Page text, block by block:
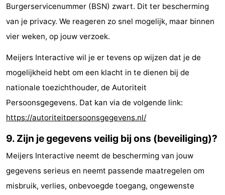
Burgerservicenummer (BSN) zwart. Dit ter bescherming
van je privacy. We reageren zo snel mogelijk, maar binnen
vier weken, op jouw verzoek.
Meijers Interactive wil je er tevens op wijzen dat je de
mogelijkheid hebt om een klacht in te dienen bij de
nationale toezichthouder, de Autoriteit
Persoonsgegevens. Dat kan via de volgende link:
https://autoriteitpersoonsgegevens.nl/
9. Zijn je gegevens veilig bij ons (beveiliging)?
Meijers Interactive neemt de bescherming van jouw
gegevens serieus en neemt passende maatregelen om
misbruik, verlies, onbevoegde toegang, ongewenste